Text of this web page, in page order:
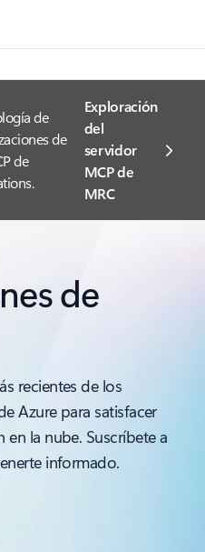
de
de
de
Exploración
del
servidor
MCP de
MRC
de
recientes de los
Azure para satisfacer
en la nube. Suscríbete a
informado.